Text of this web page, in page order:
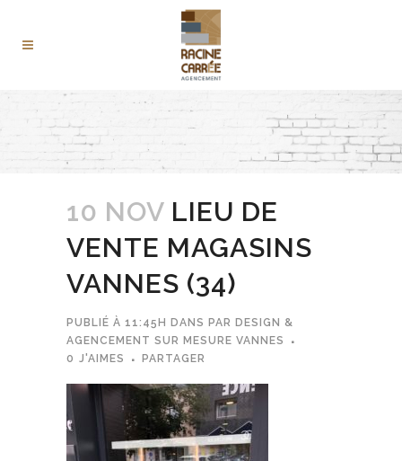
10 NOV LIEU DE
VENTE MAGASINS
VANNES (34)
PUBLIÉ À 11:45H DANS PAR DESIGN &
AGENCEMENT SUR MESURE VANNES
0 J'AIMES PARTAGER